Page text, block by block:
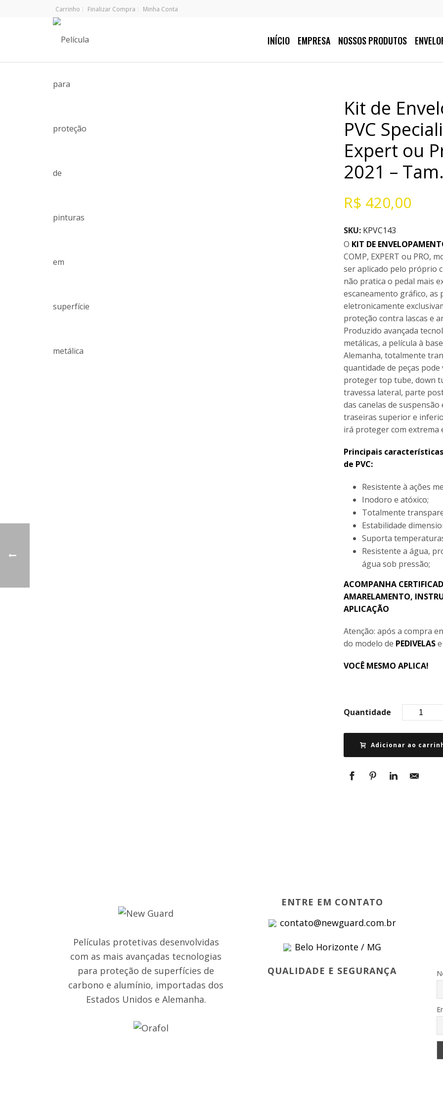
Carrinho Finalizar Compra Minha Conta
INÍCIO EMPRESA NOSSOS PRODUTOS
Kit de
PVC
Expert ou
2021 –
R$ 420,00
SKU: KPVC143
O KIT DE
COMP, EXPERT ou PRO,
ser aplicado pelo próprio
não pratica o pedal mais
escaneamento gráfico, as
eletronicamente
proteção contra lascas e
Produzido avançada
metálicas, a película à
Alemanha, totalmente
quantidade de peças
proteger top tube, down
travessa lateral, parte
das canelas de
traseiras superior e
irá proteger com extrema
Principais
de PVC:
Resistente à ações
Inodoro e atóxico;
Totalmente
Estabilidade
Suporta
Resistente a água,
água sob pressão;
ACOMPANHA
AMARELAMENTO,
APLICAÇÃO
Atenção: após a compra
do modelo de PEDIVELAS
VOCÊ MESMO APLICA!
Quantidade
Adicionar ao
Películas protetivas desenvolvidas
com as mais avançadas tecnologias
para proteção de superfícies de
carbono e alumínio, importadas dos
Estados Unidos e Alemanha.
ENTRE EM CONTATO
contato@newguard.com.br
Belo Horizonte / MG
QUALIDADE E SEGURANÇA